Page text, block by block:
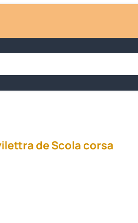
de Scola corsa